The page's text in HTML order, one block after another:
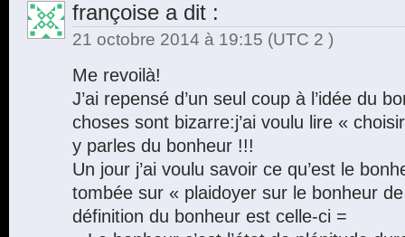
françoise a dit :
21 octobre 2014 à 19:15 (UTC 2 )
Me revoilà!
J’ai repensé d’un seul coup à l’idée du
choses sont bizarre:j’ai voulu lire «
y parles du bonheur !!!
Un jour j’ai voulu savoir ce qu’est le
tombée sur « plaidoyer sur le bonheur
définition du bonheur est celle-ci =